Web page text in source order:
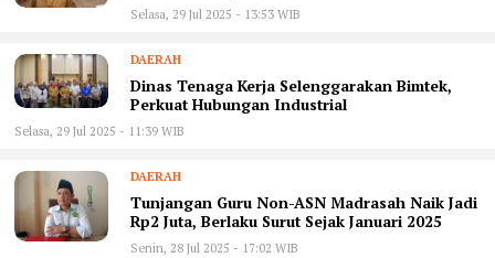
Selasa, 29 Jul 2025 - 13:53 WIB
DAERAH
Dinas Tenaga Kerja Selenggarakan Bimtek,
Perkuat Hubungan Industrial
Selasa, 29 Jul 2025 - 11:39 WIB
DAERAH
Tunjangan Guru Non-ASN Madrasah Naik Jadi
Rp2 Juta, Berlaku Surut Sejak Januari 2025
Senin, 28 Jul 2025 - 17:02 WIB